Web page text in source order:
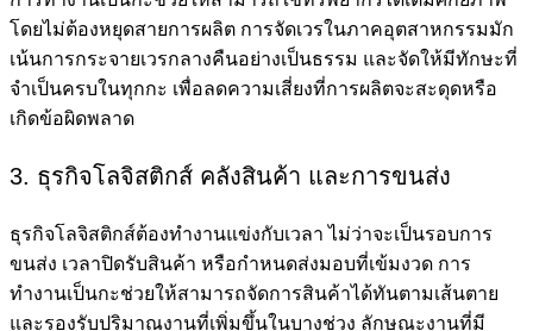
โดยไม่ต้องหยุดสายการผลิต การจัดเวรในภาคอุตสาหกรรมมัก
เน้นการกระจายเวรกลางคืนอย่างเป็นธรรม และจัดให้มีทักษะที่
จำเป็นครบในทุกกะ เพื่อลดความเสี่ยงที่การผลิตจะสะดุดหรือ
เกิดข้อผิดพลาด
3. ธุรกิจโลจิสติกส์ คลังสินค้า และการขนส่ง
ธุรกิจโลจิสติกส์ต้องทำงานแข่งกับเวลา ไม่ว่าจะเป็นรอบการ
ขนส่ง เวลาปิดรับสินค้า หรือกำหนดส่งมอบที่เข้มงวด การ
ทำงานเป็นกะช่วยให้สามารถจัดการสินค้าได้ทันตามเส้นตาย
และรองรับปริมาณงานที่เพิ่มขึ้นในบางช่วง ลักษณะงานที่มี